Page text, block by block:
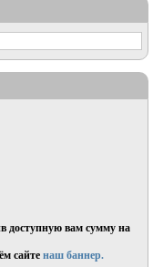
доступную вам сумму на
сайтенаш баннер.